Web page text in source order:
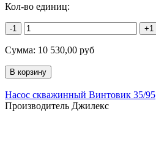
Кол-во единиц:
-1 +1
Сумма: 10 530,00 руб
Насос скважинный Винтовик 35/95
Производитель Джилекс